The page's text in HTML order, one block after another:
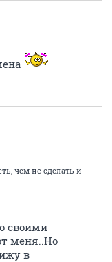
чем не сделать и
своими
меня..Но
в